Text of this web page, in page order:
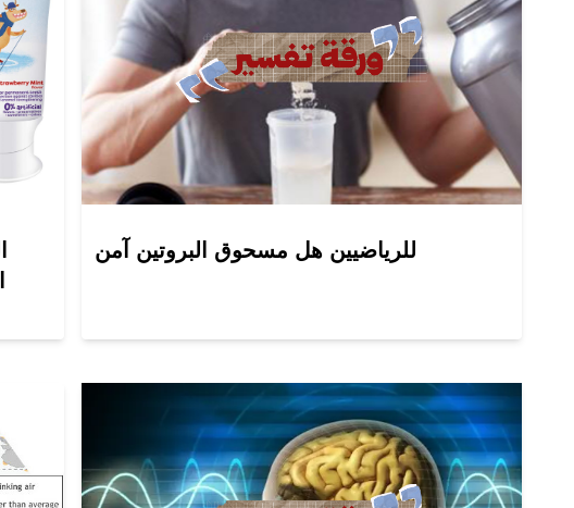
للرياضيين هل مسحوق البروتين آمن